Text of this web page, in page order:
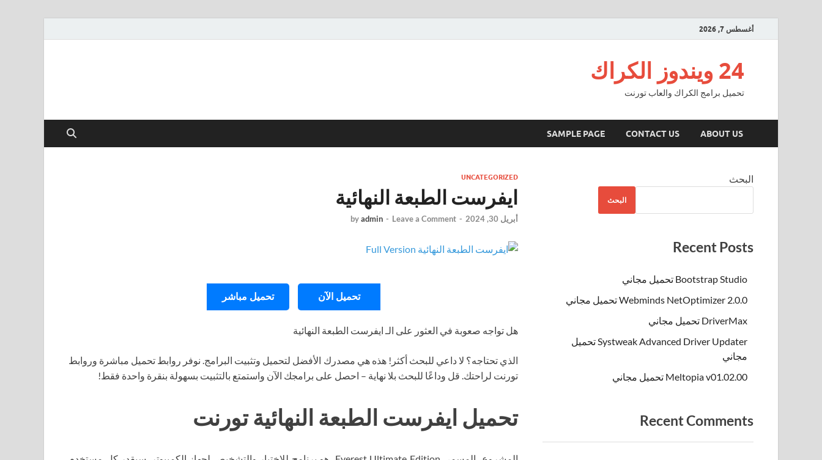
أغسطس 7, 2026
24 ويندوز الكراك
تحميل برامج الكراك والعاب تورنت
ABOUT US
CONTACT US
SAMPLE PAGE
UNCATEGORIZED
ايفرست الطبعة النهائية
أبريل 30, 2024 -
byadmin - Leave a Comment
تحميل الآن تحميل مباشر
هل تواجه صعوبة في العثور على الـ ايفرست الطبعة النهائية
الذي تحتاجه؟ لا داعي للبحث أكثر! هذه هي مصدرك الأفضل لتحميل وتثبيت البرامج. نوفر روابط تحميل مباشرة وروابط
تورنت لراحتك. قل وداعًا للبحث بلا نهاية – احصل على برامجك الآن واستمتع بالتثبيت بسهولة بنقرة واحدة فقط!
تحميل ايفرست الطبعة النهائية تورنت
البحث
البحث
Recent Posts
Bootstrap Studio تحميل مجاني
Webminds NetOptimizer 2.0.0 تحميل مجاني
DriverMax تحميل مجاني
Systweak Advanced Driver Updater تحميل
مجاني
Meltopia v01.02.00 تحميل مجاني
Recent Comments